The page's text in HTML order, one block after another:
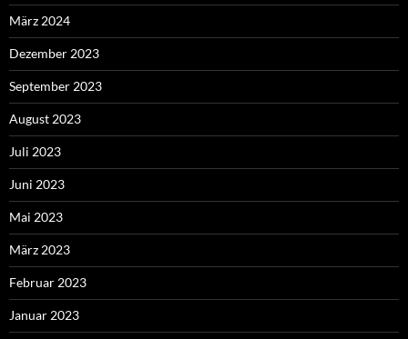
März 2024
Dezember 2023
September 2023
August 2023
Juli 2023
Juni 2023
Mai 2023
März 2023
Februar 2023
Januar 2023